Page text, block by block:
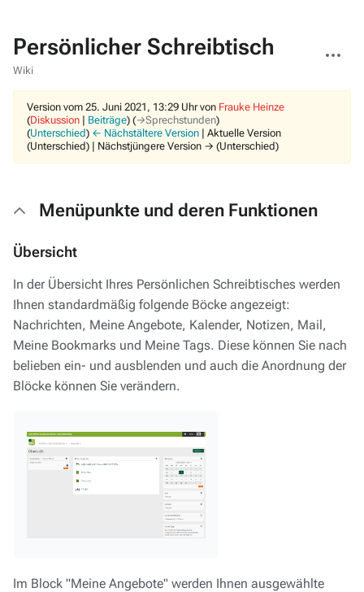
Persönlicher Schreibtisch
Wiki
Aktionen
Version vom 25. Juni 2021, 13:29 Uhr von Frauke Heinze
(Diskussion | Beiträge) (→‎Sprechstunden)
(Unterschied) ← Nächstältere Version | Aktuelle Version
(Unterschied) | Nächstjüngere Version → (Unterschied)
Menüpunkte und deren Funktionen
Übersicht
In der Übersicht Ihres Persönlichen Schreibtisches werden
Ihnen standardmäßig folgende Böcke angezeigt:
Nachrichten, Meine Angebote, Kalender, Notizen, Mail,
Meine Bookmarks und Meine Tags. Diese können Sie nach
belieben ein- und ausblenden und auch die Anordnung der
Blöcke können Sie verändern.
Im Block "Meine Angebote" werden Ihnen ausgewählte